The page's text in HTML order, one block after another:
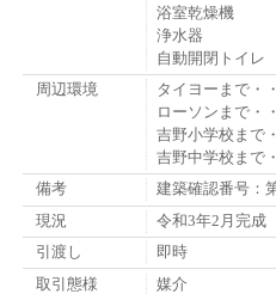
浴室乾燥機
浄水器
自動開閉トイレ
周辺環境
タイヨーまで・
ローソンまで・
吉野小学校まで
吉野中学校まで
備考
建築確認番号：
現況
令和3年2月完成
引渡し
即時
取引態様
媒介